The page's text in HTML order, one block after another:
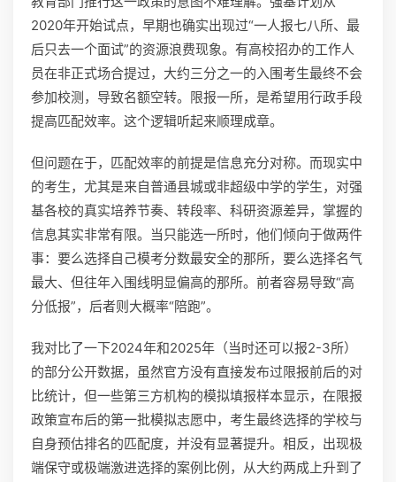
2020年开始试点，早期也确实出现过“一人报七八所、最
后只去一个面试”的资源浪费现象。有高校招办的工作人
员在非正式场合提过，大约三分之一的入围考生最终不会
参加校测，导致名额空转。限报一所，是希望用行政手段
提高匹配效率。这个逻辑听起来顺理成章。
但问题在于，匹配效率的前提是信息充分对称。而现实中
的考生，尤其是来自普通县城或非超级中学的学生，对强
基各校的真实培养节奏、转段率、科研资源差异，掌握的
信息其实非常有限。当只能选一所时，他们倾向于做两件
事：要么选择自己模考分数最安全的那所，要么选择名气
最大、但往年入围线明显偏高的那所。前者容易导致“高
分低报”，后者则大概率“陪跑”。
我对比了一下2024年和2025年（当时还可以报2-3所）
的部分公开数据，虽然官方没有直接发布过限报前后的对
比统计，但一些第三方机构的模拟填报样本显示，在限报
政策宣布后的第一批模拟志愿中，考生最终选择的学校与
自身预估排名的匹配度，并没有显著提升。相反，出现极
端保守或极端激进选择的案例比例，从大约两成上升到了